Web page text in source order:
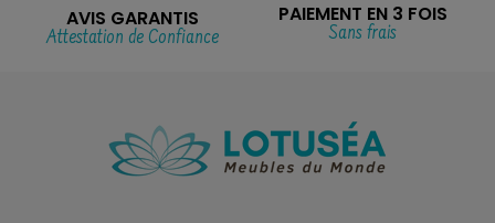
AVIS GARANTIS
Attestation de Confiance
PAIEMENT EN 3 FOIS
Sans frais